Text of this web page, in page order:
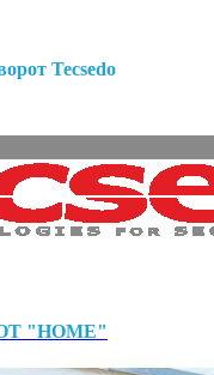
Tecsedo
"HOME"